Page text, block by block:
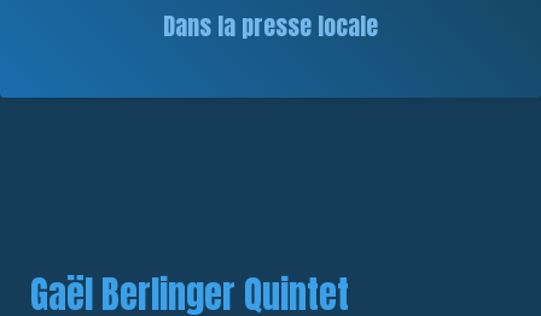
Dans la presse locale
Gaël Berlinger Quintet